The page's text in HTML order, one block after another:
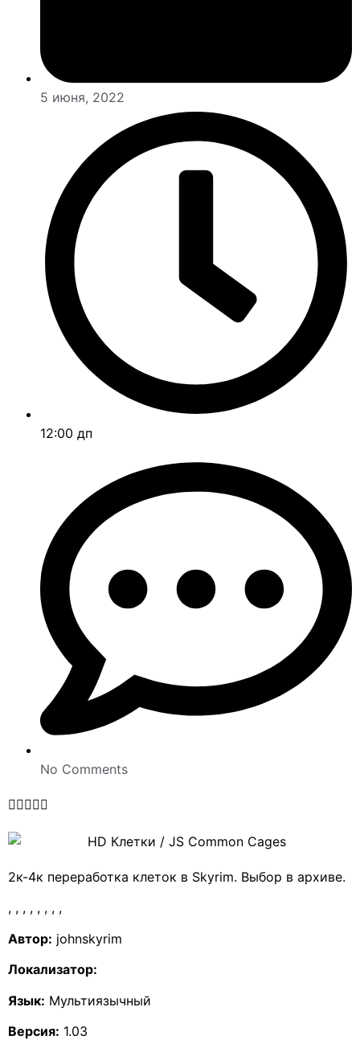
5 июня, 2022
12:00 дп
No Comments

2к-4к переработка клеток в Skyrim. Выбор в архиве.
, , , , , , , ,
Автор: johnskyrim
Локализатор:
Язык: Мультиязычный
Версия: 1.03